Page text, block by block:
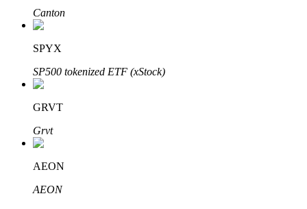
شركاء بيترو
Canton
SPYX
SP500 tokenized ETF (xStock)
GRVT
Grvt
AEON
AEON